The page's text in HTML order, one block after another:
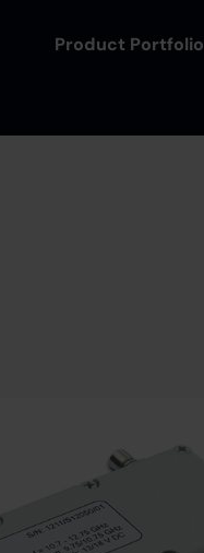
Product Portfolio